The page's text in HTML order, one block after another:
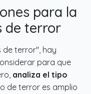
para la
de terror
de terror", hay
para que
analiza el tipo
de terror es amplio